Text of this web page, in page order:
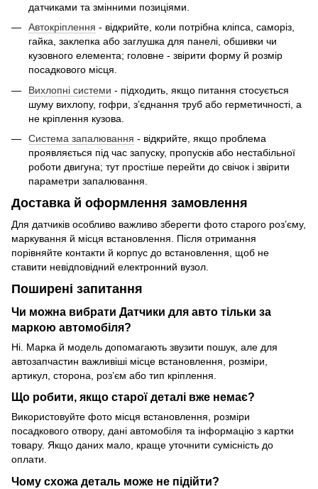
датчиками та змінними позиціями.
Автокріплення - відкрийте, коли потрібна кліпса, саморіз,
гайка, заклепка або заглушка для панелі, обшивки чи
кузовного елемента; головне - звірити форму й розмір
посадкового місця.
Вихлопні системи - підходить, якщо питання стосується
шуму вихлопу, гофри, з’єднання труб або герметичності, а
не кріплення кузова.
Система запалювання - відкрийте, якщо проблема
проявляється під час запуску, пропусків або нестабільної
роботи двигуна; тут простіше перейти до свічок і звірити
параметри запалювання.
Доставка й оформлення замовлення
Для датчиків особливо важливо зберегти фото старого роз’єму,
маркування й місця встановлення. Після отримання
порівняйте контакти й корпус до встановлення, щоб не
ставити невідповідний електронний вузол.
Поширені запитання
Чи можна вибрати Датчики для авто тільки за
маркою автомобіля?
Ні. Марка й модель допомагають звузити пошук, але для
автозапчастин важливіші місце встановлення, розміри,
артикул, сторона, роз’єм або тип кріплення.
Що робити, якщо старої деталі вже немає?
Використовуйте фото місця встановлення, розміри
посадкового отвору, дані автомобіля та інформацію з картки
товару. Якщо даних мало, краще уточнити сумісність до
оплати.
Чому схожа деталь може не підійти?